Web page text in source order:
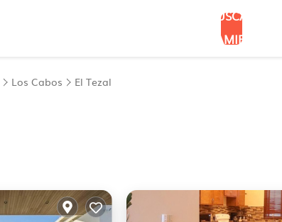
BUSCAR
ALOJAMIENTOS
Los Cabos El Tezal